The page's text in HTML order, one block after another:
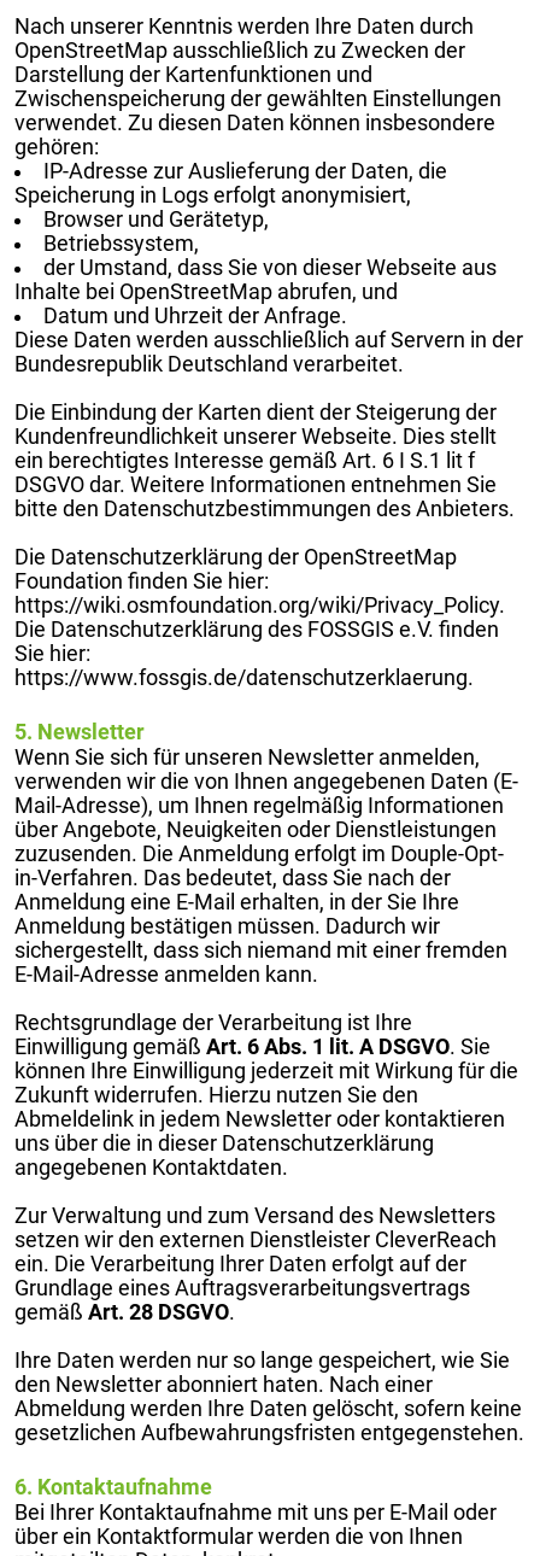
Nach unserer Kenntnis werden Ihre Daten durch
OpenStreetMap ausschließlich zu Zwecken der
Darstellung der Kartenfunktionen und
Zwischenspeicherung der gewählten Einstellungen
verwendet. Zu diesen Daten können insbesondere
gehören:
IP-Adresse zur Auslieferung der Daten, die
Speicherung in Logs erfolgt anonymisiert,
Browser und Gerätetyp,
Betriebssystem,
der Umstand, dass Sie von dieser Webseite aus
Inhalte bei OpenStreetMap abrufen, und
Datum und Uhrzeit der Anfrage.
Diese Daten werden ausschließlich auf Servern in der
Bundesrepublik Deutschland verarbeitet.
Die Einbindung der Karten dient der Steigerung der
Kundenfreundlichkeit unserer Webseite. Dies stellt
ein berechtigtes Interesse gemäß Art. 6 I S.1 lit f
DSGVO dar. Weitere Informationen entnehmen Sie
bitte den Datenschutzbestimmungen des Anbieters.
Die Datenschutzerklärung der OpenStreetMap
Foundation finden Sie hier:
https://wiki.osmfoundation.org/wiki/Privacy_Policy.
Die Datenschutzerklärung des FOSSGIS e.V. finden
Sie hier:
https://www.fossgis.de/datenschutzerklaerung.
5. Newsletter
Wenn Sie sich für unseren Newsletter anmelden,
verwenden wir die von Ihnen angegebenen Daten (E-
Mail-Adresse), um Ihnen regelmäßig Informationen
über Angebote, Neuigkeiten oder Dienstleistungen
zuzusenden. Die Anmeldung erfolgt im Douple-Opt-
in-Verfahren. Das bedeutet, dass Sie nach der
Anmeldung eine E-Mail erhalten, in der Sie Ihre
Anmeldung bestätigen müssen. Dadurch wir
sichergestellt, dass sich niemand mit einer fremden
E-Mail-Adresse anmelden kann.
Rechtsgrundlage der Verarbeitung ist Ihre
Einwilligung gemäß Art. 6 Abs. 1 lit. A DSGVO. Sie
können Ihre Einwilligung jederzeit mit Wirkung für die
Zukunft widerrufen. Hierzu nutzen Sie den
Abmeldelink in jedem Newsletter oder kontaktieren
uns über die in dieser Datenschutzerklärung
angegebenen Kontaktdaten.
Zur Verwaltung und zum Versand des Newsletters
setzen wir den externen Dienstleister CleverReach
ein. Die Verarbeitung Ihrer Daten erfolgt auf der
Grundlage eines Auftragsverarbeitungsvertrags
gemäß Art. 28 DSGVO.
Ihre Daten werden nur so lange gespeichert, wie Sie
den Newsletter abonniert haten. Nach einer
Abmeldung werden Ihre Daten gelöscht, sofern keine
gesetzlichen Aufbewahrungsfristen entgegenstehen.
6. Kontaktaufnahme
Bei Ihrer Kontaktaufnahme mit uns per E-Mail oder
über ein Kontaktformular werden die von Ihnen